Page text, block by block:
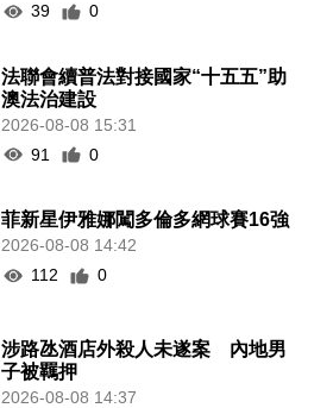
39
0
法聯會續普法對接國家“十五五”助
澳法治建設
2026-08-08 15:31
91
0
菲新星伊雅娜闖多倫多網球賽16強
2026-08-08 14:42
112
0
涉路氹酒店外殺人未遂案 內地男
子被羈押
2026-08-08 14:37